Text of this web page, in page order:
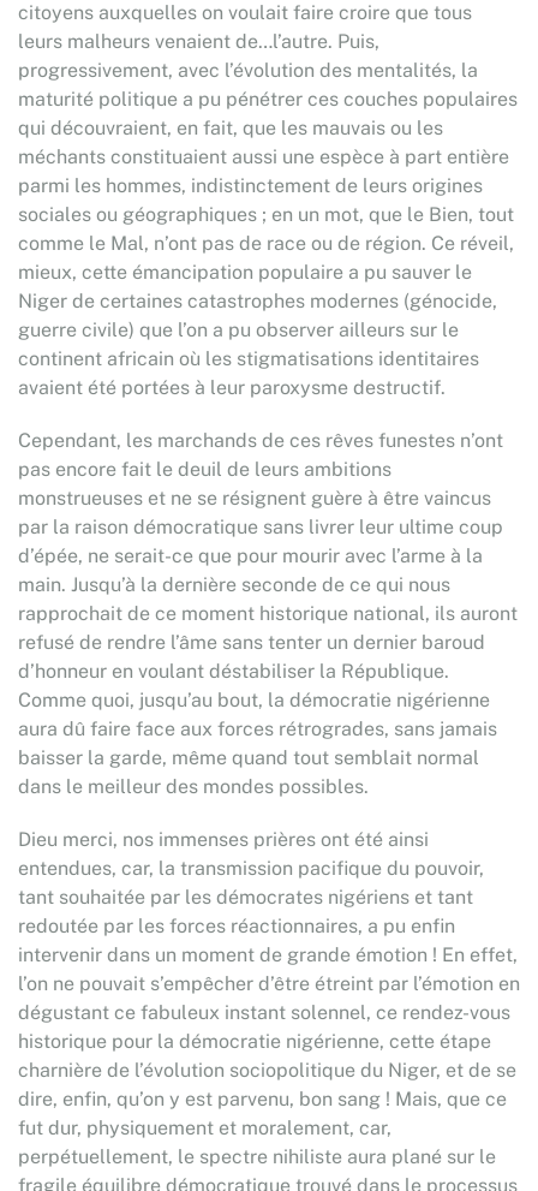
citoyens auxquelles on voulait faire croire que tous
leurs malheurs venaient de…l’autre. Puis,
progressivement, avec l’évolution des mentalités, la
maturité politique a pu pénétrer ces couches populaires
qui découvraient, en fait, que les mauvais ou les
méchants constituaient aussi une espèce à part entière
parmi les hommes, indistinctement de leurs origines
sociales ou géographiques ; en un mot, que le Bien, tout
comme le Mal, n’ont pas de race ou de région. Ce réveil,
mieux, cette émancipation populaire a pu sauver le
Niger de certaines catastrophes modernes (génocide,
guerre civile) que l’on a pu observer ailleurs sur le
continent africain où les stigmatisations identitaires
avaient été portées à leur paroxysme destructif.
Cependant, les marchands de ces rêves funestes n’ont
pas encore fait le deuil de leurs ambitions
monstrueuses et ne se résignent guère à être vaincus
par la raison démocratique sans livrer leur ultime coup
d’épée, ne serait-ce que pour mourir avec l’arme à la
main. Jusqu’à la dernière seconde de ce qui nous
rapprochait de ce moment historique national, ils auront
refusé de rendre l’âme sans tenter un dernier baroud
d’honneur en voulant déstabiliser la République.
Comme quoi, jusqu’au bout, la démocratie nigérienne
aura dû faire face aux forces rétrogrades, sans jamais
baisser la garde, même quand tout semblait normal
dans le meilleur des mondes possibles.
Dieu merci, nos immenses prières ont été ainsi
entendues, car, la transmission pacifique du pouvoir,
tant souhaitée par les démocrates nigériens et tant
redoutée par les forces réactionnaires, a pu enfin
intervenir dans un moment de grande émotion ! En effet,
l’on ne pouvait s’empêcher d’être étreint par l’émotion en
dégustant ce fabuleux instant solennel, ce rendez-vous
historique pour la démocratie nigérienne, cette étape
charnière de l’évolution sociopolitique du Niger, et de se
dire, enfin, qu’on y est parvenu, bon sang ! Mais, que ce
fut dur, physiquement et moralement, car,
perpétuellement, le spectre nihiliste aura plané sur le
fragile équilibre démocratique trouvé dans le processus